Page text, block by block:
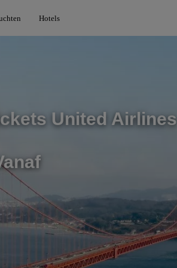
Hotels
United Airlines